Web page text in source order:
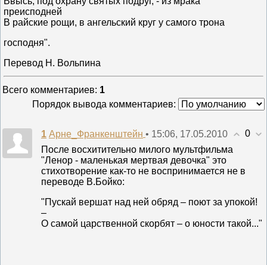
преисподней
В райские рощи, в ангельский круг у самого трона
господня".
Перевод Н. Вольпина
Всего комментариев: 1
Порядок вывода комментариев:
0
1 Арне_Франкенштейн • 15:06, 17.05.2010
После восхитительно милого мультфильма
"Ленор - маленькая мертвая девочка" это
стихотворение как-то не воспринимается не в
переводе В.Бойко:
"Пускай вершат над ней обряд – поют за упокой!
–
О самой царственной скорбят – о юности такой..."